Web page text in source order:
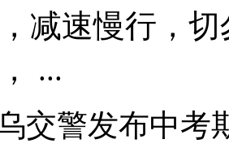
减速慢行，
...
交警发布中考